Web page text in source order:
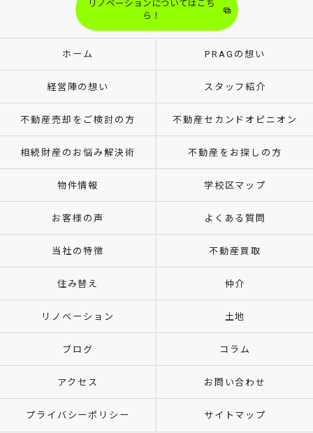
リノベーションについてはこち
ら！
ホーム PRAGの想い
経営陣の想い スタッフ紹介
不動産売却をご検討の方 不動産セカンドオピニオン
相続財産のお悩み解決術 不動産をお探しの方
物件情報 学校区マップ
お客様の声 よくある質問
当社の特徴 不動産買取
住み替え 仲介
リノベーション 土地
ブログ コラム
アクセス お問い合わせ
プライバシーポリシー サイトマップ